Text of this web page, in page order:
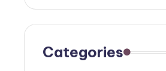
Categories